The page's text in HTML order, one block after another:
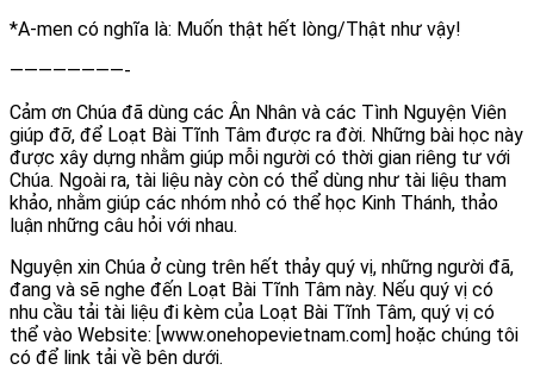
*A-men có nghĩa là: Muốn thật hết lòng/Thật như vậy!
————————-
Cảm ơn Chúa đã dùng các Ân Nhân và các Tình Nguyện Viên
giúp đỡ, để Loạt Bài Tĩnh Tâm được ra đời. Những bài học này
được xây dựng nhằm giúp mỗi người có thời gian riêng tư với
Chúa. Ngoài ra, tài liệu này còn có thể dùng như tài liệu tham
khảo, nhằm giúp các nhóm nhỏ có thể học Kinh Thánh, thảo
luận những câu hỏi với nhau.
Nguyện xin Chúa ở cùng trên hết thảy quý vị, những người đã,
đang và sẽ nghe đến Loạt Bài Tĩnh Tâm này. Nếu quý vị có
nhu cầu tải tài liệu đi kèm của Loạt Bài Tĩnh Tâm, quý vị có
thể vào Website: [www.onehopevietnam.com] hoặc chúng tôi
có để link tải về bên dưới.